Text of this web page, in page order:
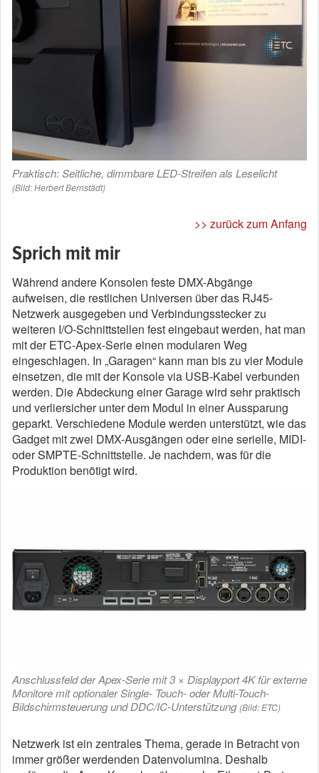
Praktisch: Seitliche, dimmbare LED-Streifen als Leselicht
(Bild: Herbert Bernstädt)
>> zurück zum Anfang
Sprich mit mir
Während andere Konsolen feste DMX-Abgänge
aufweisen, die restlichen Universen über das RJ45-
Netzwerk ausgegeben und Verbindungsstecker zu
weiteren I/O-Schnittstellen fest eingebaut werden, hat man
mit der ETC-Apex-Serie einen modularen Weg
eingeschlagen. In „Garagen“ kann man bis zu vier Module
einsetzen, die mit der Konsole via USB-Kabel verbunden
werden. Die Abdeckung einer Garage wird sehr praktisch
und verliersicher unter dem Modul in einer Aussparung
geparkt. Verschiedene Module werden unterstützt, wie das
Gadget mit zwei DMX-Ausgängen oder eine serielle, MIDI-
oder SMPTE-Schnittstelle. Je nachdem, was für die
Produktion benötigt wird.
Anschlussfeld der Apex-Serie mit 3 × Displayport 4K für externe
Monitore mit optionaler Single- Touch- oder Multi-Touch-
Bildschirmsteuerung und DDC/IC-Unterstützung (Bild: ETC)
Netzwerk ist ein zentrales Thema, gerade in Betracht von
immer größer werdenden Datenvolumina. Deshalb